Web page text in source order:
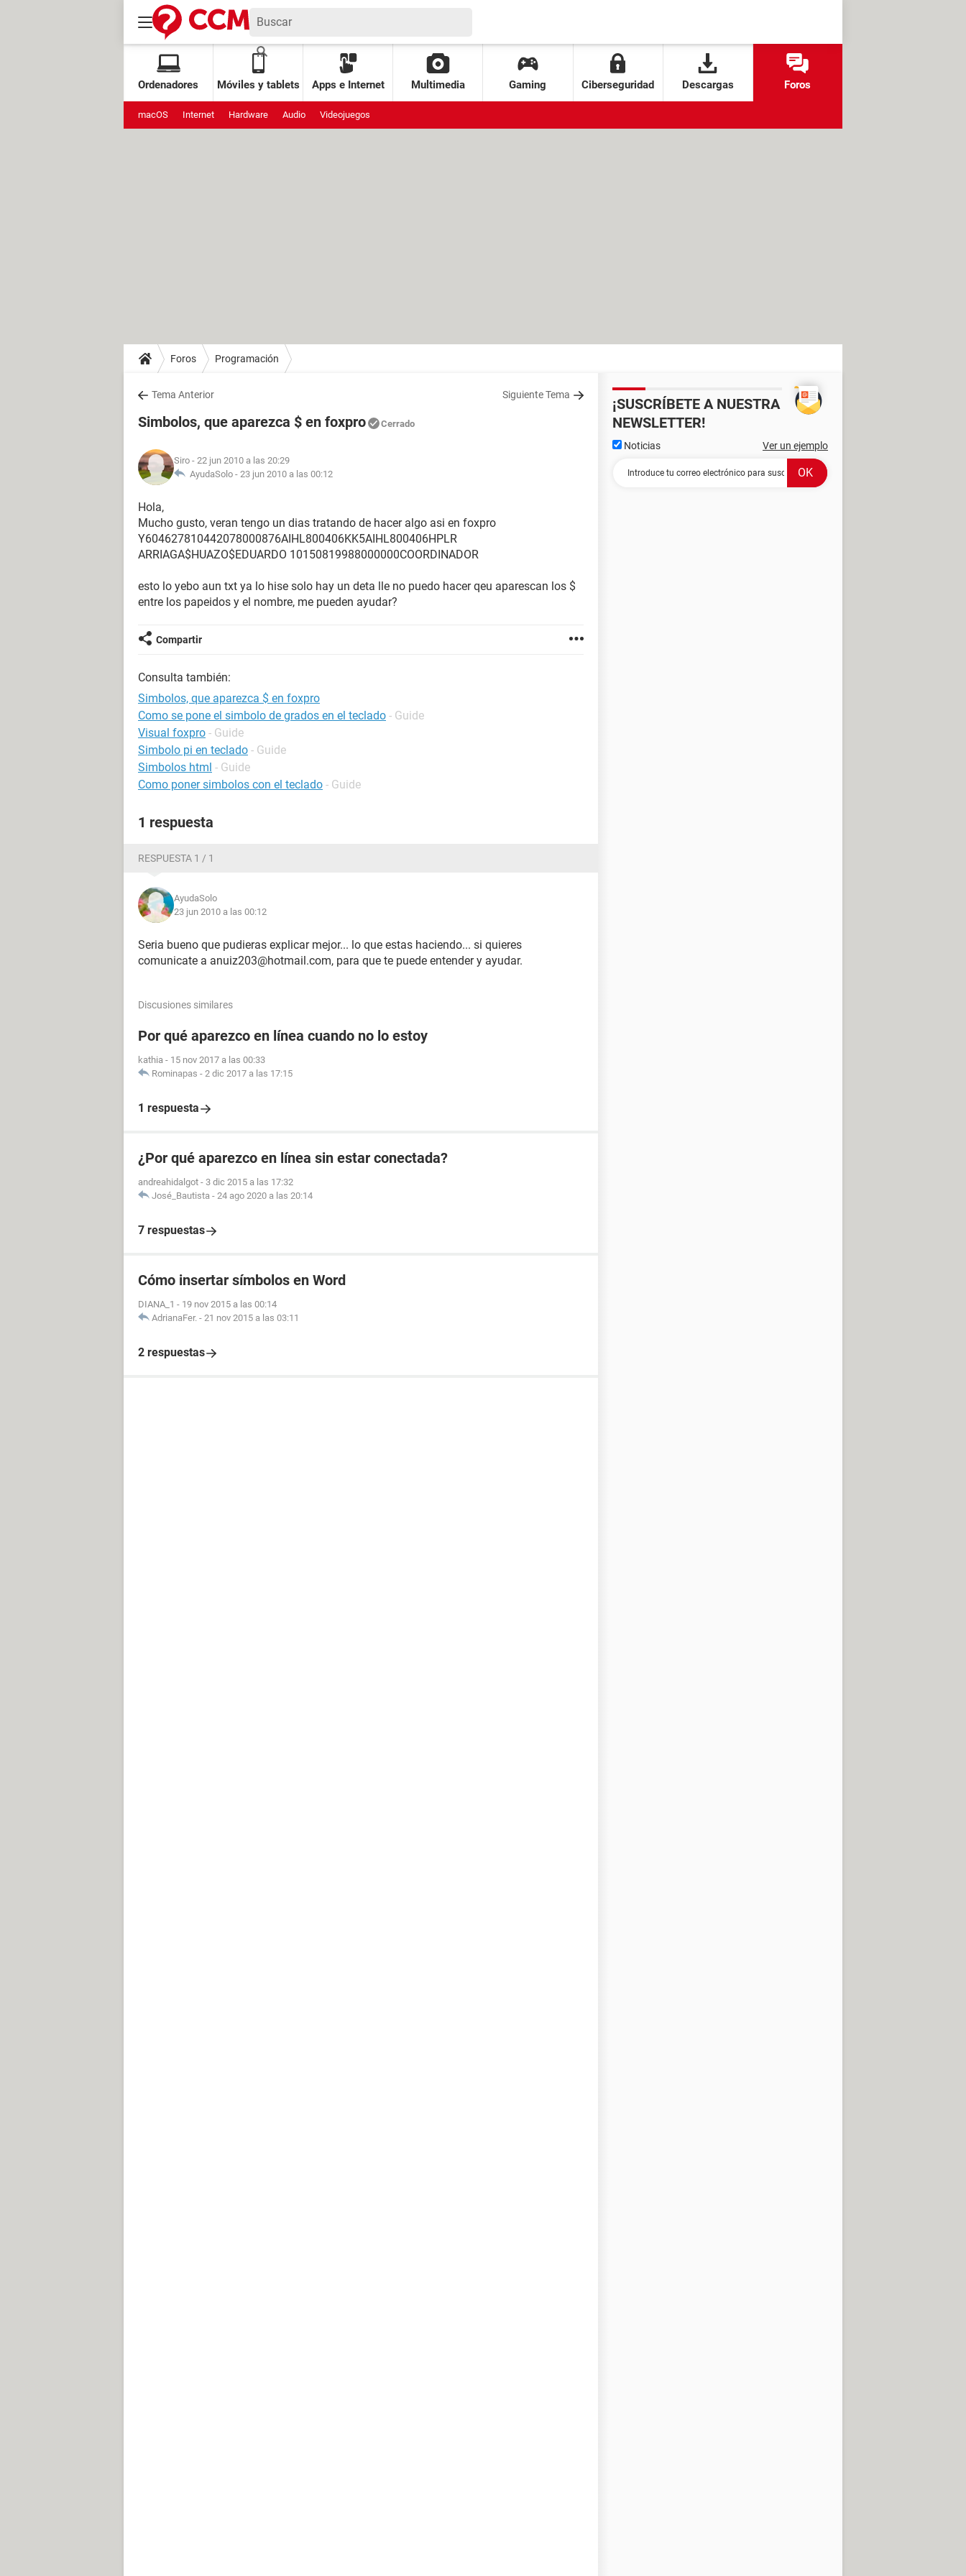
Ordenadores Móviles y tablets Apps e Internet Multimedia Gaming Ciberseguridad Descargas Foros
macOS Internet Hardware Audio Videojuegos
Foros Programación
Tema Anterior Siguiente Tema
Simbolos, que aparezca $ en foxpro Cerrado
Siro - 22 jun 2010 a las 20:29
AyudaSolo - 23 jun 2010 a las 00:12
Hola,
Mucho gusto, veran tengo un dias tratando de hacer algo asi en foxpro
Y604627810442078000876AIHL800406KK5AIHL800406HPLR
ARRIAGA$HUAZO$EDUARDO 10150819988000000COORDINADOR
esto lo yebo aun txt ya lo hise solo hay un deta lle no puedo hacer qeu aparescan los $
entre los papeidos y el nombre, me pueden ayudar?
Compartir
Consulta también:
Simbolos, que aparezca $ en foxpro
Como se pone el simbolo de grados en el teclado - Guide
Visual foxpro - Guide
Simbolo pi en teclado - Guide
Simbolos html - Guide
Como poner simbolos con el teclado - Guide
1 respuesta
RESPUESTA 1 / 1
AyudaSolo
23 jun 2010 a las 00:12
Seria bueno que pudieras explicar mejor... lo que estas haciendo... si quieres
comunicate a anuiz203@hotmail.com, para que te puede entender y ayudar.
Discusiones similares
Por qué aparezco en línea cuando no lo estoy
kathia - 15 nov 2017 a las 00:33
Rominapas - 2 dic 2017 a las 17:15
1 respuesta
¿Por qué aparezco en línea sin estar conectada?
andreahidalgot - 3 dic 2015 a las 17:32
José_Bautista - 24 ago 2020 a las 20:14
7 respuestas
Cómo insertar símbolos en Word
DIANA_1 - 19 nov 2015 a las 00:14
AdrianaFer. - 21 nov 2015 a las 03:11
2 respuestas
¡SUSCRÍBETE A NUESTRA
NEWSLETTER!
Noticias Ver un ejemplo